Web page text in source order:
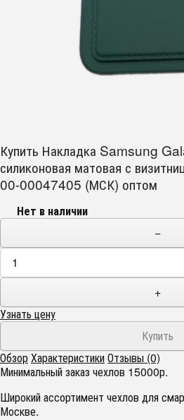
Купить Накладка Samsung
силиконовая матовая с
00-00047405 (МСК) оптом
Нет в наличии
−
+
Узнать цену
ОбзорХарактеристикиОтзывы (0)
Минимальный заказ чехлов 15000р.
Широкий ассортимент чехлов для
Москве.